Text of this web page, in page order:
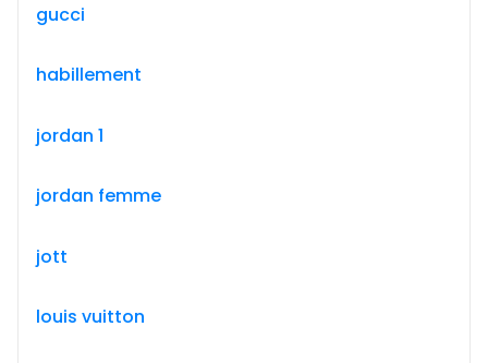
gucci
habillement
jordan 1
jordan femme
jott
louis vuitton